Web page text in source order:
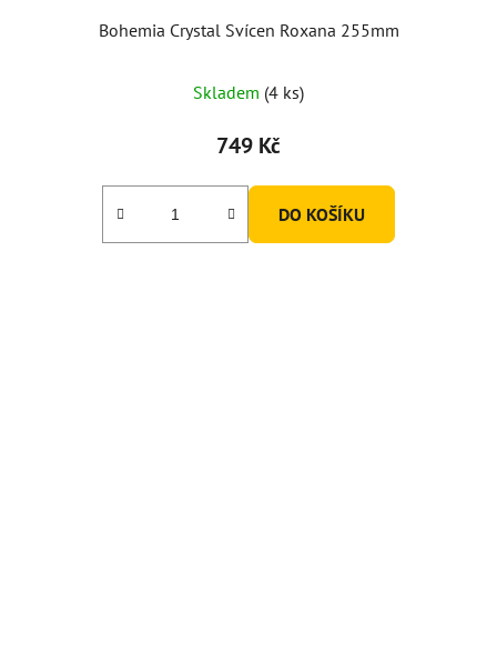
Bohemia Crystal Svícen Roxana 255mm
Skladem (4 ks)
749 Kč
DO KOŠÍKU